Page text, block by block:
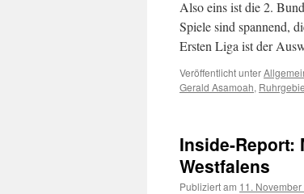
Also eins ist die 2.
Spiele sind spannend,
Ersten Liga ist der
Veröffentlicht unter
Gerald Asamoah,
Inside-Report:
Westfalens
Publiziert am 11. November